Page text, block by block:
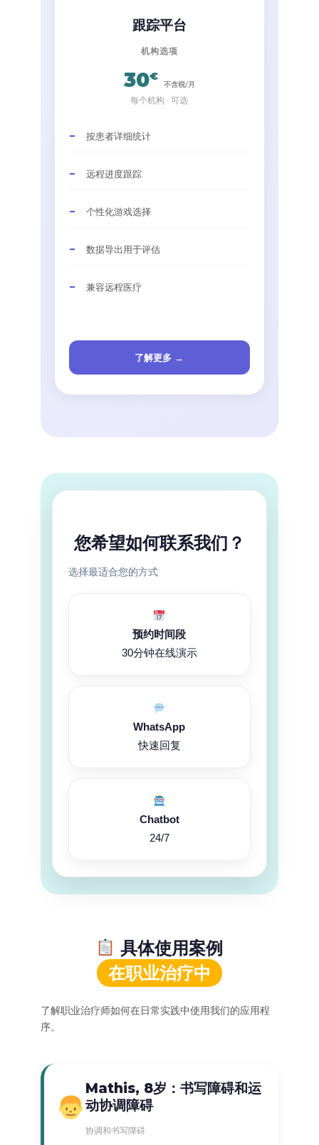
跟踪平台
机构选项
30€
不含税/月
每个机构 · 可选
按患者详细统计
远程进度跟踪
个性化游戏选择
数据导出用于评估
兼容远程医疗
了解更多 →
您希望如何联系我们？
选择最适合您的方式
预约时间段
30分钟在线演示
WhatsApp
快速回复
Chatbot
24/7
具体使用案例
在职业治疗中
了解职业治疗师如何在日常实践中使用我们的应用程
序。
Mathis, 8岁：书写障碍和运
动协调障碍
协调和书写障碍